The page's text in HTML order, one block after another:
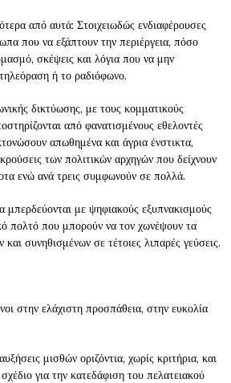
από αυτά: Στοιχειωδώς ενδιαφέρουσες
που να εξάπτουν την περιέργεια, πόσο
σκέψεις και λόγια που να μην
ή το ραδιόφωνο.
δικτύωσης, με τους κομματικούς
από φανατισμένους εθελοντές
απωθημένα και άγρια ένστικτα,
των πολιτικών αρχηγών που δείχνουν
ενώ ανά τρεις συμφωνούν σε πολλά.
μπερδεύονται με ψηφιακούς εξυπνακισμούς
πολτό που μπορούν να τον χωνέψουν τα
συνηθισμένων σε τέτοιες λιπαρές γεύσεις.
στην ελάχιστη προσπάθεια, στην ευκολία
μισθών οριζόντια, χωρίς κριτήρια, και
για την κατεδάφιση του πελατειακού